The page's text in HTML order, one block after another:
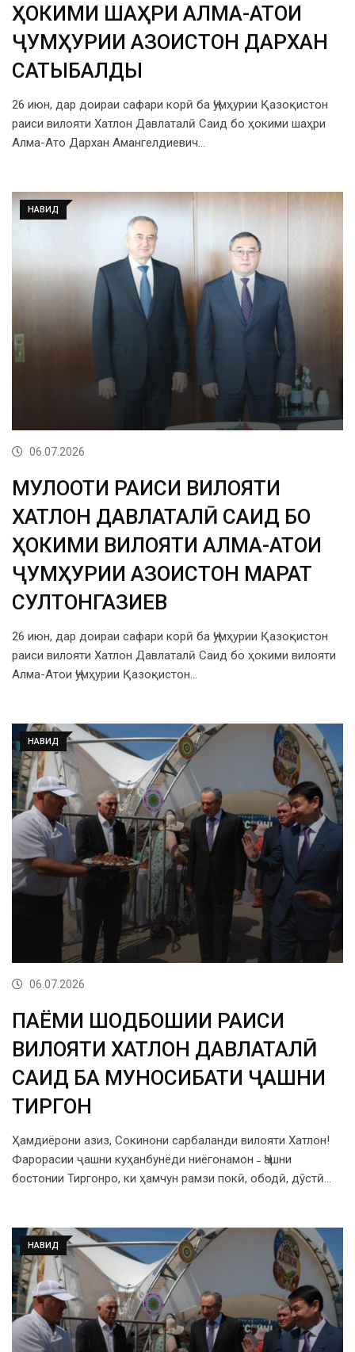
ҲОКИМИ ШАҲРИ АЛМА-АТОИ
ҶУМҲУРИИ ҚАЗОҚИСТОН ДАРХАН
САТЫБАЛДЫ
26 июн, дар доираи сафари корӣ ба Ҷумҳурии Қазоқистон
раиси вилояти Хатлон Давлаталӣ Саид бо ҳокими шаҳри
Алма-Ато Дархан Амангелдиевич…
НАВИД
06.07.2026
МУЛОҚОТИ РАИСИ ВИЛОЯТИ
ХАТЛОН ДАВЛАТАЛӢ САИД БО
ҲОКИМИ ВИЛОЯТИ АЛМА-АТОИ
ҶУМҲУРИИ ҚАЗОҚИСТОН МАРАТ
СУЛТОНГАЗИЕВ
26 июн, дар доираи сафари корӣ ба Ҷумҳурии Қазоқистон
раиси вилояти Хатлон Давлаталӣ Саид бо ҳокими вилояти
Алма-Атои Ҷумҳурии Қазоқистон…
НАВИД
06.07.2026
ПАЁМИ ШОДБОШИИ РАИСИ
ВИЛОЯТИ ХАТЛОН ДАВЛАТАЛӢ
САИД БА МУНОСИБАТИ ҶАШНИ
ТИРГОН
Ҳамдиёрони азиз, Сокинони сарбаланди вилояти Хатлон!
Фарорасии ҷашни куҳанбунёди ниёгонамон ˗ Ҷашни
бостонии Тиргонро, ки ҳамчун рамзи покӣ, ободӣ, дӯстӣ…
НАВИД